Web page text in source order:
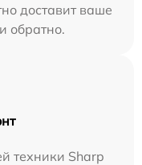
доставит ваше
обратно.
техники Sharp